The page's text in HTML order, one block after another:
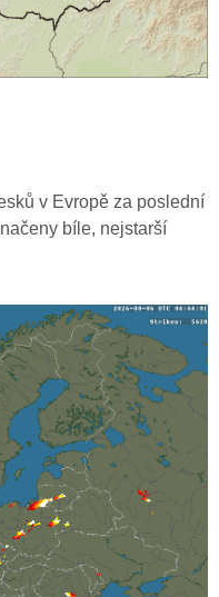
v Evropě za poslední
bíle, nejstarší